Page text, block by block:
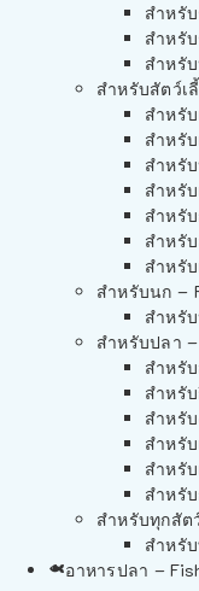
สำหรั
สำหรั
สำหรั
สำหรับสัตว์เ
สำหรั
สำหรั
สำหรั
สำหรั
สำหรั
สำหรั
สำหรั
สำหรับนก –
สำหรั
สำหรับปลา –
สำหรั
สำหรั
สำหรั
สำหรั
สำหรั
สำหรั
สำหรับทุกสั
สำหรั
อาหารปลา –